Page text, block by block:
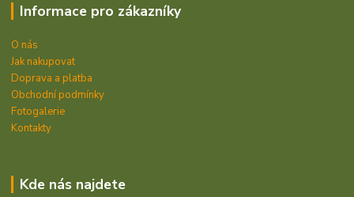
Informace pro zákazníky
O nás
Jak nakupovat
Doprava a platba
Obchodní podmínky
Fotogalerie
Kontakty
Kde nás najdete